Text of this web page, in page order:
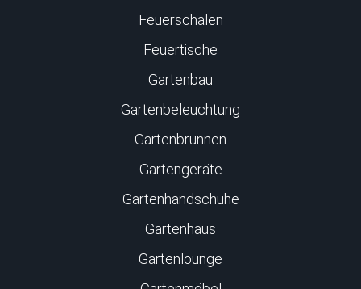
Feuerschalen
Feuertische
Gartenbau
Gartenbeleuchtung
Gartenbrunnen
Gartengeräte
Gartenhandschuhe
Gartenhaus
Gartenlounge